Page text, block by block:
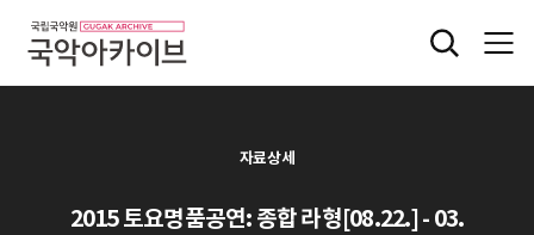
자료상세
2015 토요명품공연: 종합 라형[08.22.] - 03.